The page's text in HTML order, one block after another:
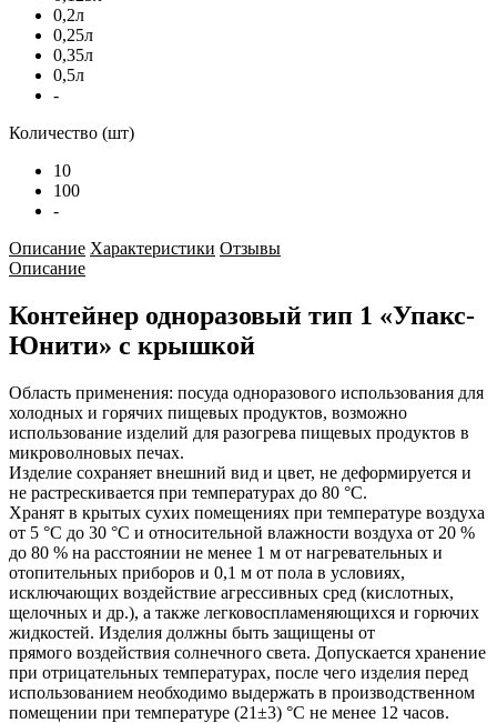
0,2л
0,25л
0,35л
0,5л
-
Количество (шт)
10
100
-
Описание Характеристики Отзывы
Описание
Контейнер одноразовый тип 1 «Упакс-
Юнити» с крышкой
Область применения: посуда одноразового использования для
холодных и горячих пищевых продуктов, возможно
использование изделий для разогрева пищевых продуктов в
микроволновых печах.
Изделие сохраняет внешний вид и цвет, не деформируется и
не растрескивается при температурах до 80 °С.
Хранят в крытых сухих помещениях при температуре воздуха
от 5 °С до 30 °С и относительной влажности воздуха от 20 %
до 80 % на расстоянии не менее 1 м от нагревательных и
отопительных приборов и 0,1 м от пола в условиях,
исключающих воздействие агрессивных сред (кислотных,
щелочных и др.), а также легковоспламеняющихся и горючих
жидкостей. Изделия должны быть защищены от
прямого воздействия солнечного света. Допускается хранение
при отрицательных температурах, после чего изделия перед
использованием необходимо выдержать в производственном
помещении при температуре (21±3) °С не менее 12 часов.